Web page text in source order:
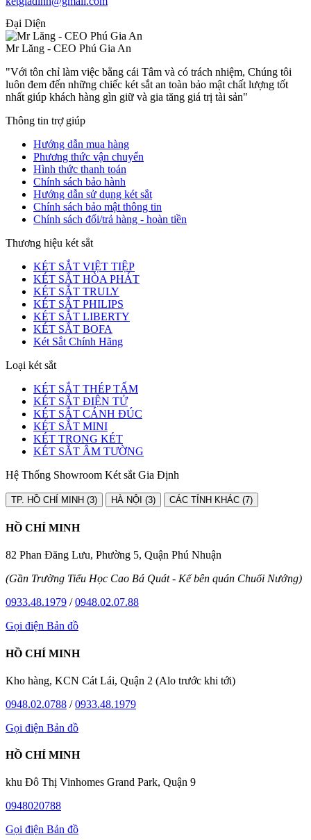
Đại Diện
Mr Lăng - CEO Phú Gia An
"Với tôn chỉ làm việc bằng cái Tâm và có trách nhiệm, Chúng tôi
luôn đem đến những chiếc két sắt an toàn bảo mật chất lượng tốt
nhất giúp khách hàng gìn giữ và gia tăng giá trị tài sản"
Thông tin trợ giúp
Hướng dẫn mua hàng
Phương thức vận chuyển
Hình thức thanh toán
Chính sách bảo hành
Hướng dẫn sử dụng két sắt
Chính sách bảo mật thông tin
Chính sách đổi/trả hàng - hoàn tiền
Thương hiệu két sắt
KÉT SẮT VIỆT TIỆP
KÉT SẮT HÒA PHÁT
KÉT SẮT TRULY
KÉT SẮT PHILIPS
KÉT SẮT LIBERTY
KÉT SẮT BOFA
Két Sắt Chính Hãng
Loại két sắt
KÉT SẮT THÉP TẤM
KÉT SẮT ĐIỆN TỬ
KÉT SẮT CÁNH ĐÚC
KÉT SẮT MINI
KÉT TRONG KÉT
KÉT SẮT ÂM TƯỜNG
Hệ Thống Showroom Két sắt Gia Định
TP. HỒ CHÍ MINH (3) HÀ NỘI (3) CÁC TỈNH KHÁC (7)
HỒ CHÍ MINH
82 Phan Đăng Lưu, Phường 5, Quận Phú Nhuận
(Gần Trường Tiểu Học Cao Bá Quát - Kế bên quán Chuối Nướng)
0933.48.1979 /0948.02.07.88
Gọi điện Bản đồ
HỒ CHÍ MINH
Kho hàng, KCN Cát Lái, Quận 2 (Alo trước khi tới)
0948.02.0788 /0933.48.1979
Gọi điện Bản đồ
HỒ CHÍ MINH
khu Đô Thị Vinhomes Grand Park, Quận 9
0948020788
Gọi điện Bản đồ